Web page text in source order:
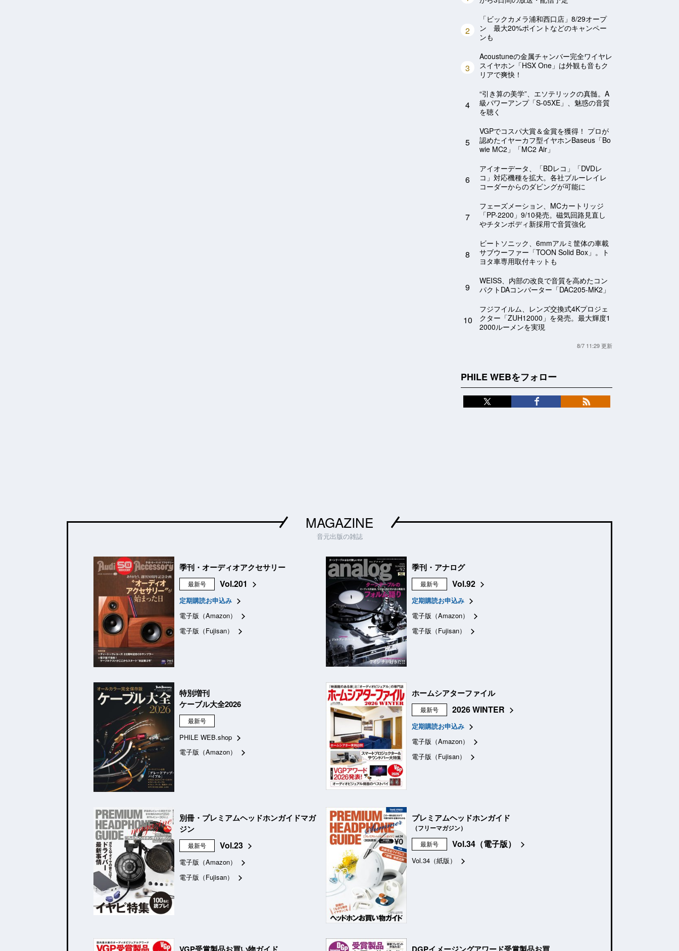
2
「ビックカメラ浦和西口店」8/29オープ
ン 最大20%ポイントなどのキャンペー
ンも
3
Acoustuneの金属チャンバー完全ワイヤレ
スイヤホン「HSX One」は外観も音もク
リアで爽快！
4
“引き算の美学”、エソテリックの真髄。A
級パワーアンプ「S-05XE」、魅惑の音質
を聴く
5
VGPでコスパ大賞＆金賞を獲得！ プロが
認めたイヤーカフ型イヤホンBaseus「Bo
wie MC2」「MC2 Air」
6
アイオーデータ、「BDレコ」「DVDレ
コ」対応機種を拡大。各社ブルーレイレ
コーダーからのダビングが可能に
7
フェーズメーション、MCカートリッジ
「PP-2200」9/10発売。磁気回路見直し
やチタンボディ新採用で音質強化
8
ビートソニック、6mmアルミ筐体の車載
サブウーファー「TOON Solid Box」。ト
ヨタ車専用取付キットも
9
WEISS、内部の改良で音質を高めたコン
パクトDAコンバーター「DAC205-MK2」
10
フジフイルム、レンズ交換式4Kプロジェ
クター「ZUH12000」を発売。最大輝度1
2000ルーメンを実現
8/7 11:29 更新
PHILE WEBをフォロー
MAGAZINE
音元出版の雑誌
季刊・オーディオアクセサリー
最新号 Vol.201
定期購読お申込み
電子版（Amazon）
電子版（Fujisan）
季刊・アナログ
最新号 Vol.92
定期購読お申込み
電子版（Amazon）
電子版（Fujisan）
特別増刊
ケーブル大全2026
最新号
PHILE WEB.shop
電子版（Amazon）
ホームシアターファイル
最新号 2026 WINTER
定期購読お申込み
電子版（Amazon）
電子版（Fujisan）
別冊・プレミアムヘッドホンガイドマガ
ジン
最新号 Vol.23
電子版（Amazon）
電子版（Fujisan）
プレミアムヘッドホンガイド
（フリーマガジン）
最新号 Vol.34（電子版）
Vol.34（紙版）
VGP受賞製品お買い物ガイド DGPイメージングアワード受賞製品お買